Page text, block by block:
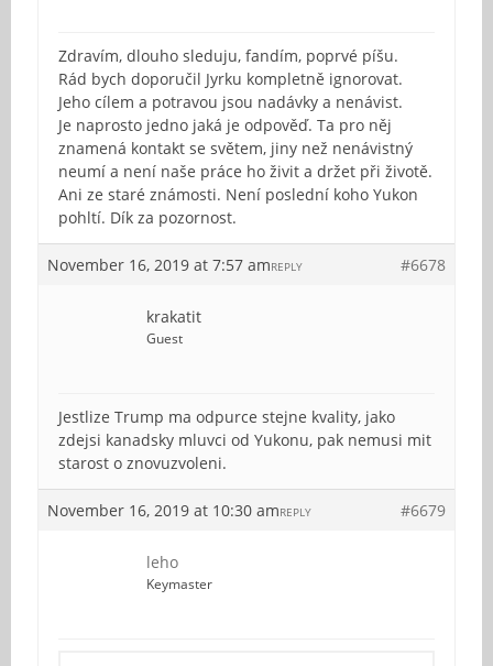
Zdravím, dlouho sleduju, fandím, poprvé píšu.
Rád bych doporučil Jyrku kompletně ignorovat.
Jeho cílem a potravou jsou nadávky a nenávist.
Je naprosto jedno jaká je odpověď. Ta pro něj
znamená kontakt se světem, jiny než nenávistný
neumí a není naše práce ho živit a držet při životě.
Ani ze staré známosti. Není poslední koho Yukon
pohltí. Dík za pozornost.
November 16, 2019 at 7:57 am #6678
REPLY
krakatit
Guest
Jestlize Trump ma odpurce stejne kvality, jako
zdejsi kanadsky mluvci od Yukonu, pak nemusi mit
starost o znovuzvoleni.
November 16, 2019 at 10:30 am #6679
REPLY
leho
Keymaster